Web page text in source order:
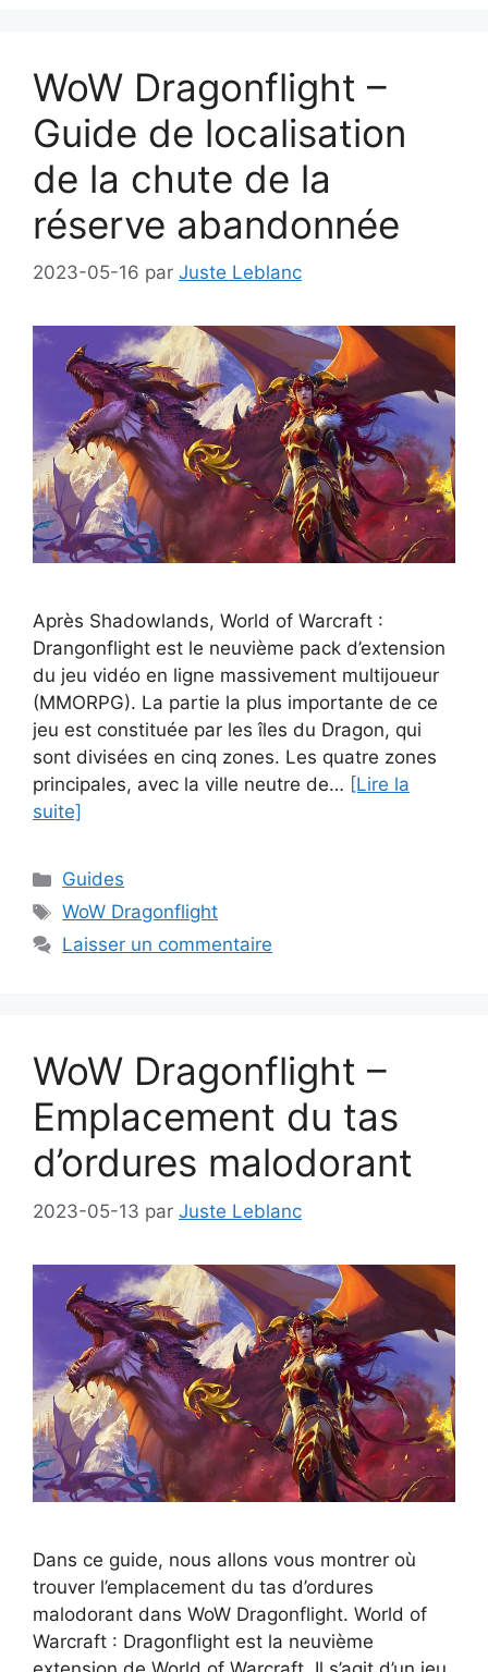
WoW Dragonflight –
Guide de localisation
de la chute de la
réserve abandonnée
2023-05-16 par Juste Leblanc
Après Shadowlands, World of Warcraft :
Drangonflight est le neuvième pack d’extension
du jeu vidéo en ligne massivement multijoueur
(MMORPG). La partie la plus importante de ce
jeu est constituée par les îles du Dragon, qui
sont divisées en cinq zones. Les quatre zones
principales, avec la ville neutre de… [Lire la
suite]
Catégories
Guides
Étiquettes
WoW Dragonflight
Laisser un commentaire
WoW Dragonflight –
Emplacement du tas
d’ordures malodorant
2023-05-13 par Juste Leblanc
Dans ce guide, nous allons vous montrer où
trouver l’emplacement du tas d’ordures
malodorant dans WoW Dragonflight. World of
Warcraft : Dragonflight est la neuvième